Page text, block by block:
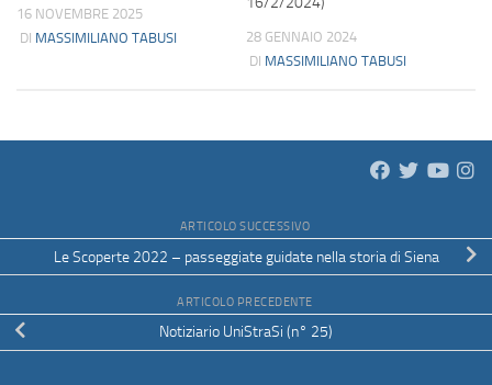
16 NOVEMBRE 2025
DI MASSIMILIANO TABUSI
28 GENNAIO 2024
DI MASSIMILIANO TABUSI
ARTICOLO SUCCESSIVO
Le Scoperte 2022 – passeggiate guidate nella storia di Siena
ARTICOLO PRECEDENTE
Notiziario UniStraSi (n° 25)